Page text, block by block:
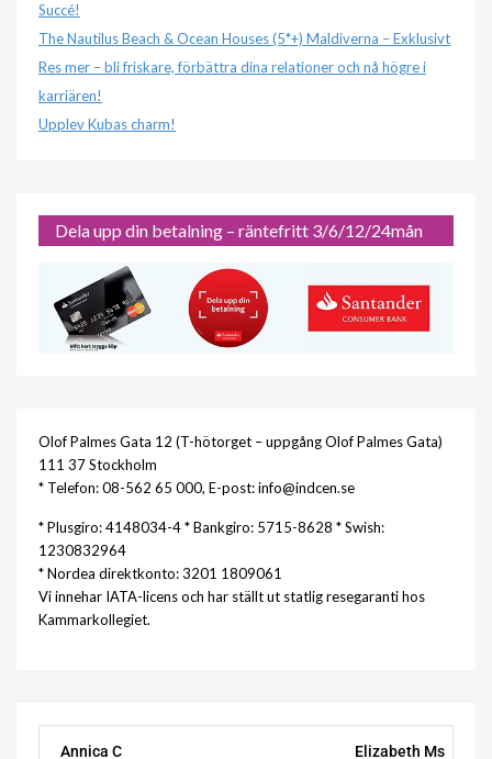
Succé!
The Nautilus Beach & Ocean Houses (5*+) Maldiverna – Exklusivt
Res mer – bli friskare, förbättra dina relationer och nå högre i
karriären!
Upplev Kubas charm!
Dela upp din betalning – räntefritt 3/6/12/24mån
Olof Palmes Gata 12 (T-hötorget – uppgång Olof Palmes Gata)
111 37 Stockholm
* Telefon: 08-562 65 000, E-post: info@indcen.se
* Plusgiro: 4148034-4 * Bankgiro: 5715-8628 * Swish:
1230832964
* Nordea direktkonto: 3201 1809061
Vi innehar IATA-licens och har ställt ut statlig resegaranti hos
Kammarkollegiet.